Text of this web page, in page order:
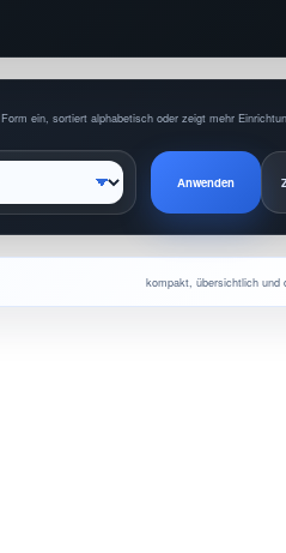
ein, sortiert alphabetisch oder zeigt mehr
Anwenden
kompakt, übersichtlich und